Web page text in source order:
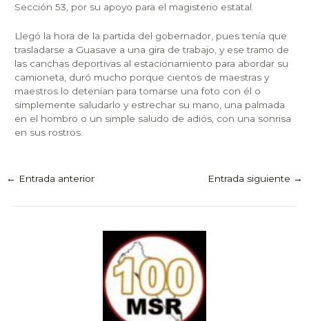
Sección 53, por su apoyo para el magisterio estatal.
Llegó la hora de la partida del gobernador, pues tenía que
trasladarse a Guasave a una gira de trabajo, y ese tramo de
las canchas deportivas al estacionamiento para abordar su
camioneta, duró mucho porque cientos de maestras y
maestros lo detenían para tomarse una foto con él o
simplemente saludarlo y estrechar su mano, una palmada
en el hombro o un simple saludo de adiós, con una sonrisa
en sus rostros.
← Entrada anterior Entrada siguiente →